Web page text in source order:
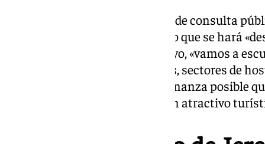
Una vez que se cierre el periodo de consulta
elaboración del documento, algo que se hará
como ha defendido García-Pelayo, «vamos a
peñas flamencas, hermandades, sectores de
objetivo de hacer «la mejor ordenanza posible
siga siendo un bien cultural y un atractivo